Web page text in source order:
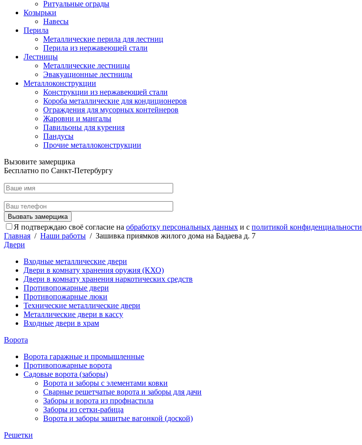
Ритуальные ограды
Козырьки
Навесы
Перила
Металлические перила для лестниц
Перила из нержавеющей стали
Лестницы
Металлические лестницы
Эвакуационные лестницы
Металлоконструкции
Конструкции из нержавеющей стали
Короба металлические для кондиционеров
Ограждения для мусорных контейнеров
Жаровни и мангалы
Павильоны для курения
Пандусы
Прочие металлоконструкции
Вызовите замерщика
Бесплатно по Санкт-Петербургу
Я подтверждаю своё согласие на обработку персональных данных и с политикой конфиденциальности
Главная / Наши работы / Зашивка приямков жилого дома на Бадаева д. 7
Двери
Входные металлические двери
Двери в комнату хранения оружия (КХО)
Двери в комнату хранения наркотических средств
Противопожарные двери
Противопожарные люки
Технические металлические двери
Металлические двери в кассу
Входные двери в храм
Ворота
Ворота гаражные и промышленные
Противопожарные ворота
Садовые ворота (заборы)
Ворота и заборы с элементами ковки
Сварные решетчатые ворота и заборы для дачи
Заборы и ворота из профнастила
Заборы из сетки-рабица
Ворота и заборы зашитые вагонкой (доской)
Решетки